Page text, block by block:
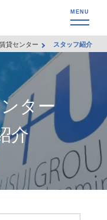
貸センター スタッフ紹介
ター
介